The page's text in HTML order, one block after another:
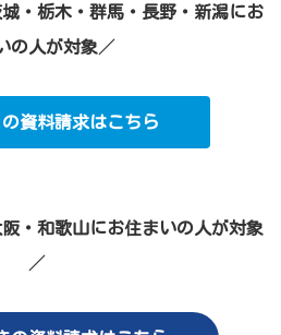
・栃木・群馬・長野・新潟にお
の人が対象 ／
資料請求はこちら
・和歌山にお住まいの人が対象
／